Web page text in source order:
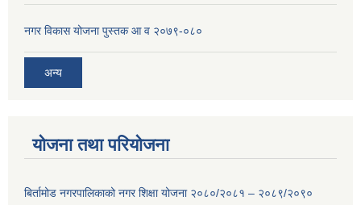
नगर विकास योजना पुस्तक आ व २०७९-०८०
अन्य
योजना तथा परियोजना
बिर्तामोड नगरपालिकाको नगर शिक्षा योजना २०८०/२०८१ – २०८९/२०९०